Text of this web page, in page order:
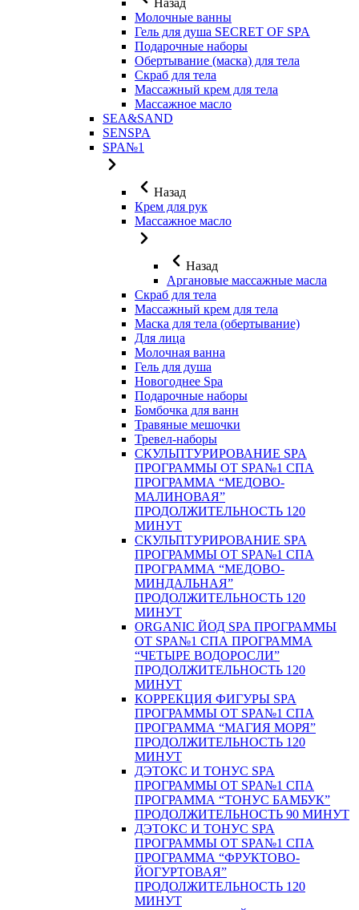
Назад
Молочные ванны
Гель для душа SECRET OF SPA
Подарочные наборы
Обертывание (маска) для тела
Скраб для тела
Массажный крем для тела
Массажное масло
SEA&SAND
SENSPA
SPA№1
Назад
Крем для рук
Массажное масло
Назад
Аргановые массажные масла
Скраб для тела
Массажный крем для тела
Маска для тела (обертывание)
Для лица
Молочная ванна
Гель для душа
Новогоднее Spa
Подарочные наборы
Бомбочка для ванн
Травяные мешочки
Тревел-наборы
СКУЛЬПТУРИРОВАНИЕ SPA
ПРОГРАММЫ ОТ SPA№1 СПА
ПРОГРАММА “МЕДОВО-
МАЛИНОВАЯ”
ПРОДОЛЖИТЕЛЬНОСТЬ 120
МИНУТ
СКУЛЬПТУРИРОВАНИЕ SPA
ПРОГРАММЫ ОТ SPA№1 СПА
ПРОГРАММА “МЕДОВО-
МИНДАЛЬНАЯ”
ПРОДОЛЖИТЕЛЬНОСТЬ 120
МИНУТ
ORGANIC ЙОД SPA ПРОГРАММЫ
ОТ SPA№1 СПА ПРОГРАММА
“ЧЕТЫРЕ ВОДОРОСЛИ”
ПРОДОЛЖИТЕЛЬНОСТЬ 120
МИНУТ
КОРРЕКЦИЯ ФИГУРЫ SPA
ПРОГРАММЫ ОТ SPA№1 СПА
ПРОГРАММА “МАГИЯ МОРЯ”
ПРОДОЛЖИТЕЛЬНОСТЬ 120
МИНУТ
ДЭТОКС И ТОНУС SPA
ПРОГРАММЫ ОТ SPA№1 СПА
ПРОГРАММА “ТОНУС БАМБУК”
ПРОДОЛЖИТЕЛЬНОСТЬ 90 МИНУТ
ДЭТОКС И ТОНУС SPA
ПРОГРАММЫ ОТ SPA№1 СПА
ПРОГРАММА “ФРУКТОВО-
ЙОГУРТОВАЯ”
ПРОДОЛЖИТЕЛЬНОСТЬ 120
МИНУТ